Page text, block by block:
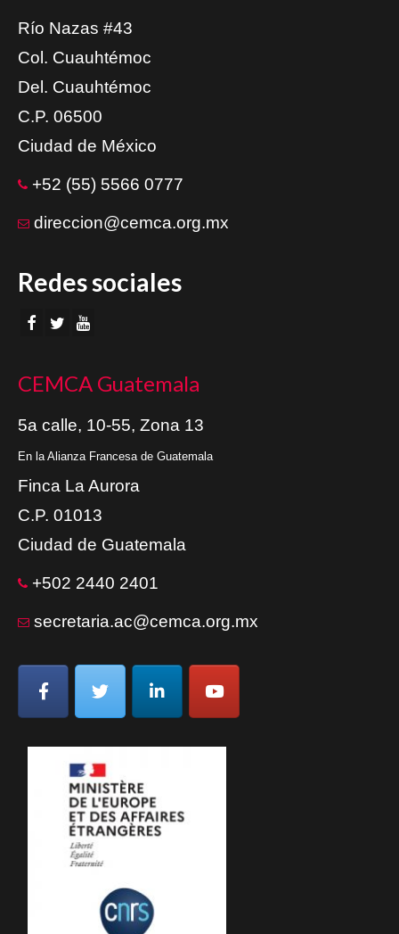
Río Nazas #43
Col. Cuauhtémoc
Del. Cuauhtémoc
C.P. 06500
Ciudad de México
+52 (55) 5566 0777
direccion@cemca.org.mx
Redes sociales
CEMCA Guatemala
5a calle, 10-55, Zona 13
En la Alianza Francesa de Guatemala
Finca La Aurora
C.P. 01013
Ciudad de Guatemala
+502 2440 2401
secretaria.ac@cemca.org.mx